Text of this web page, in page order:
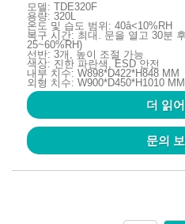
모델: TDE320F
용량: 320L
온도 및 습도 범위: 40â<10%RH
복구 시간: 최대. 문을 열고 30분
25~60%RH)
선반: 3개, 높이 조절 가능
색상: 진한 파란색, ESD 안전
내부 치수: W898*D422*H848 MM
외형 치수: W900*D450*H1010 MM
더 읽
문의